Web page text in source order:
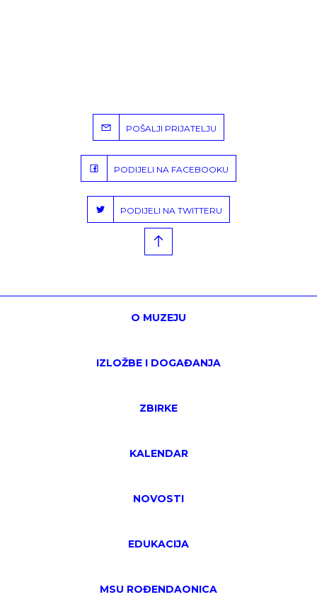
POŠALJI PRIJATELJU
PODIJELI NA FACEBOOKU
PODIJELI NA TWITTERU
O MUZEJU
IZLOŽBE I DOGAĐANJA
ZBIRKE
KALENDAR
NOVOSTI
EDUKACIJA
MSU ROĐENDAONICA